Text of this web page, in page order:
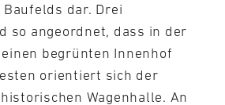
dar. Drei
so angeordnet, dass in der
begrünten Innenhof
orientiert sich der
Wagenhalle. An